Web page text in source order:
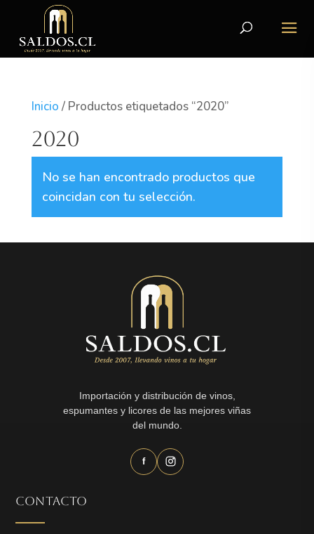
Inicio / Productos etiquetados “2020”
2020
No se han encontrado productos que
coincidan con tu selección.
Importación y distribución de vinos,
espumantes y licores de las mejores viñas
del mundo.
f
CONTACTO